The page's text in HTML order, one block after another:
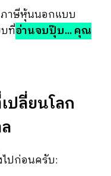
ภาษีหุ้นนอกแบบ
ที่อ่านจบปุ๊บ... คุณ
ปลี่ยนโลก
ไปก่อนครับ: